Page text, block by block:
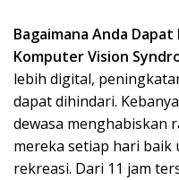
L
e
n
g
a
p
Bagaimana Anda
Komputer Vision
lebih digital,
dapat dihindari.
dewasa menghabiskan
mereka setiap hari
rekreasi. Dari 11 jam